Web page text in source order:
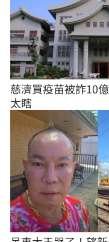
慈濟買疫苗被詐10
太瞎